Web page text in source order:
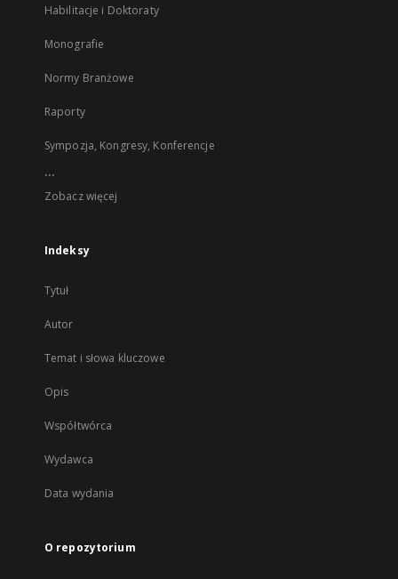
Habilitacje i Doktoraty
Monografie
Normy Branżowe
Raporty
Sympozja, Kongresy, Konferencje
...
Zobacz więcej
Indeksy
Tytuł
Autor
Temat i słowa kluczowe
Opis
Współtwórca
Wydawca
Data wydania
O repozytorium